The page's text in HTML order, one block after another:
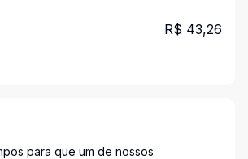
R$ 43,26
para que um de nossos